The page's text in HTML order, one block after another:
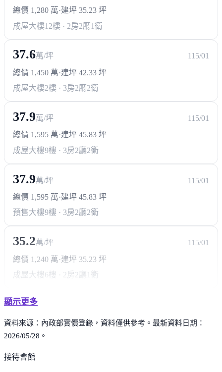
總價 1,280 萬·建坪 35.23 坪
成屋大樓12樓 · 2房2廳1衛
37.6萬/坪
115/01
總價 1,450 萬·建坪 42.33 坪
成屋大樓2樓 · 3房2廳2衛
37.9萬/坪
115/01
總價 1,595 萬·建坪 45.83 坪
成屋大樓9樓 · 3房2廳2衛
37.9萬/坪
115/01
總價 1,595 萬·建坪 45.83 坪
預售大樓9樓 · 3房2廳2衛
35.2萬/坪
115/01
總價 1,240 萬 ·建坪 35.23 坪
成屋大樓6樓 · 2房2廳1衛
顯示更多
資料來源：內政部實價登錄，資料僅供參考。最新資料日期：
2026/05/28。
接待會館